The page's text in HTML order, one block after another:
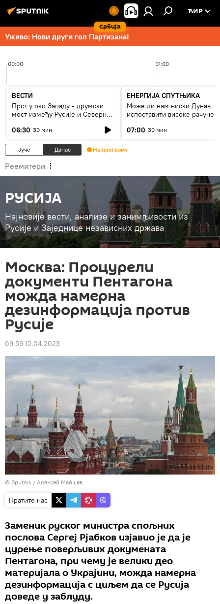
Србија
ЋИР
Уживо: Нови други гол Партизана!
00:00 01:00
ВЕСТИ
Прст у око Западу - друмски
мост између Русије и Северне
06:30 30 мин
ЕНЕРГИЈА СПУТЊИКА
Може ли нам ниски Дунав
испоставити високе рачуне
07:00 30 мин
Јуче Данас На програму
Реемитери
РУСИЈА
Најновије вести, анализе и занимљивости из
Русије и Заједнице независних држава
Москва: Процурели
документи Пентагона
можда намерна
дезинформација против
Русије
09:59 12.04.2023
© Sputnik / Алексей Майшев
Пратите нас
Заменик руског министра спољних
послова Сергеј Рјабков изјавио је да је
цурење поверљивих докумената
Пентагона, при чему је велики део
материјала о Украјини, можда намерна
дезинформација с циљем да се Русија
доведе у заблуду.